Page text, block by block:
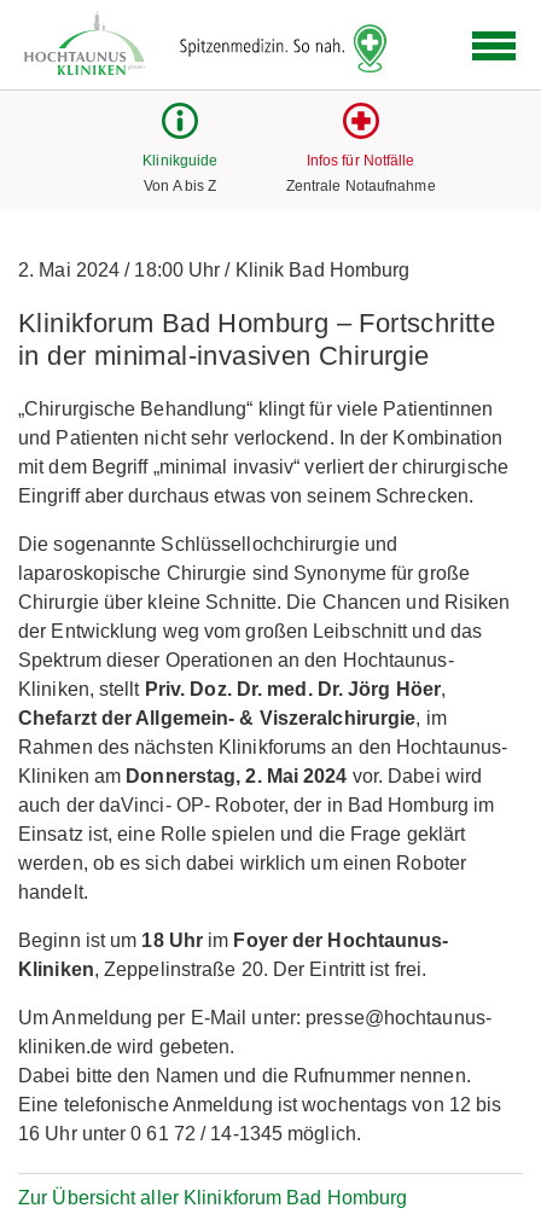
Link
zur
Klinikguide
Von A bis Z
Infos für Notfälle
Zentrale Notaufnahme
2. Mai 2024/18:00 Uhr/Klinik Bad Homburg
Klinikforum Bad Homburg – Fortschritte
in der minimal-invasiven Chirurgie
„Chirurgische Behandlung“ klingt für viele Patientinnen
und Patienten nicht sehr verlockend. In der Kombination
mit dem Begriff „minimal invasiv“ verliert der chirurgische
Eingriff aber durchaus etwas von seinem Schrecken.
Die sogenannte Schlüssellochchirurgie und
laparoskopische Chirurgie sind Synonyme für große
Chirurgie über kleine Schnitte. Die Chancen und Risiken
der Entwicklung weg vom großen Leibschnitt und das
Spektrum dieser Operationen an den Hochtaunus-
Kliniken, stellt Priv. Doz. Dr. med. Dr. Jörg Höer,
Chefarzt der Allgemein- & Viszeralchirurgie, im
Rahmen des nächsten Klinikforums an den Hochtaunus-
Kliniken am Donnerstag, 2. Mai 2024 vor. Dabei wird
auch der daVinci- OP- Roboter, der in Bad Homburg im
Einsatz ist, eine Rolle spielen und die Frage geklärt
werden, ob es sich dabei wirklich um einen Roboter
handelt.
Beginn ist um 18 Uhr im Foyer der Hochtaunus-
Kliniken, Zeppelinstraße 20. Der Eintritt ist frei.
Um Anmeldung per E-Mail unter: presse@hochtaunus-
kliniken.de wird gebeten.
Dabei bitte den Namen und die Rufnummer nennen.
Eine telefonische Anmeldung ist wochentags von 12 bis
16 Uhr unter 0 61 72 / 14-1345 möglich.
Zur Übersicht aller Klinikforum Bad Homburg